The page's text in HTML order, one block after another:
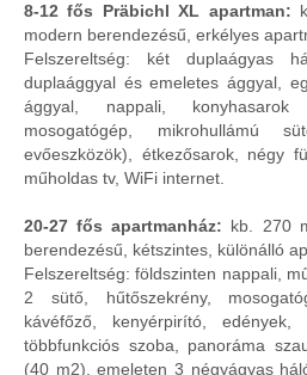
8-12 fős Präbichl XL apartman:
modern berendezésű, erkélyes
Felszereltség: két duplaágyas
duplaággyal és emeletes ággyal,
ággyal, nappali, konyhasarok
mosogatógép, mikrohullámú
evőeszközök), étkezősarok, négy
műholdas tv, WiFi internet.
20-27 fős apartmanház: kb. 270
berendezésű, kétszintes, különálló
Felszereltség: földszinten nappali,
2 sütő, hűtőszekrény,
kávéfőző, kenyérpirító,
többfunkciós szoba, panoráma
(40 m2), emeleten 3 négyágyas